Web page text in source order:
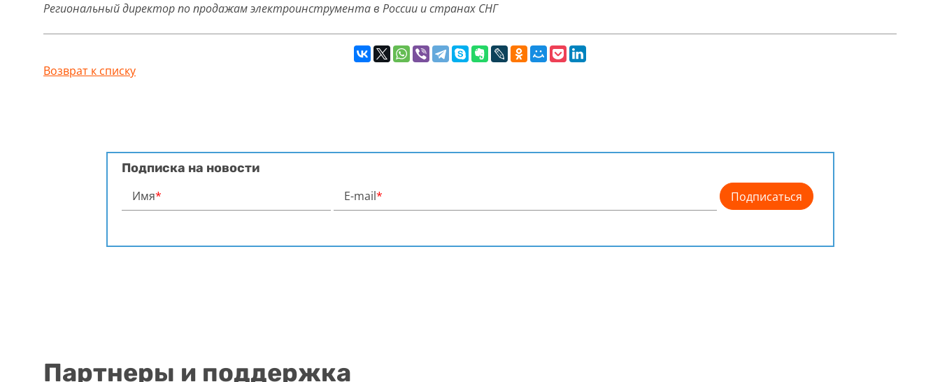
Региональный директор по продажам электроинструмента в России и странах СНГ
Возврат к списку
Подписка на новости
Имя* E-mail*
Партнеры и поддержка